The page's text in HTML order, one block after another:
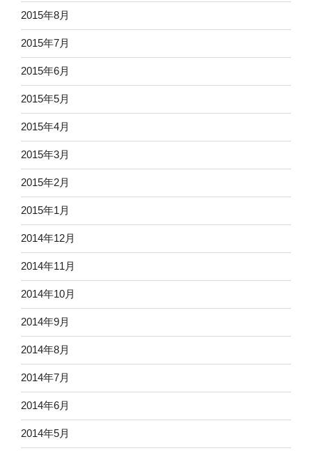
2015年8月
2015年7月
2015年6月
2015年5月
2015年4月
2015年3月
2015年2月
2015年1月
2014年12月
2014年11月
2014年10月
2014年9月
2014年8月
2014年7月
2014年6月
2014年5月